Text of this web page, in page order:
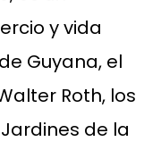
y vida
Guyana, el
Roth, los
de la